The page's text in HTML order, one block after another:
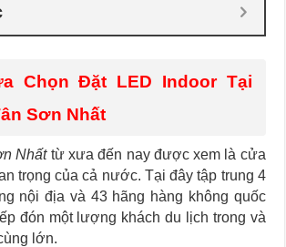
Chọn Đặt LED Indoor Tại
Sơn Nhất
Nhấttừ xưa đến nay được xem là cửa
trọng của cả nước. Tại đây tập trung 4
nội địa và 43 hãng hàng không quốc
đón một lượng khách du lịch trong và
lớn.